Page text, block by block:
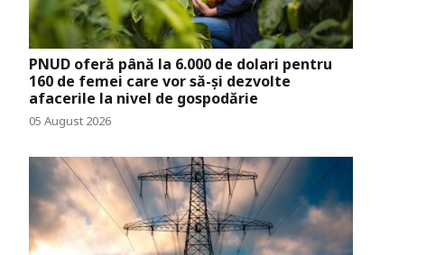
PNUD oferă până la 6.000 de dolari pentru
160 de femei care vor să-și dezvolte
afacerile la nivel de gospodărie
05 August 2026